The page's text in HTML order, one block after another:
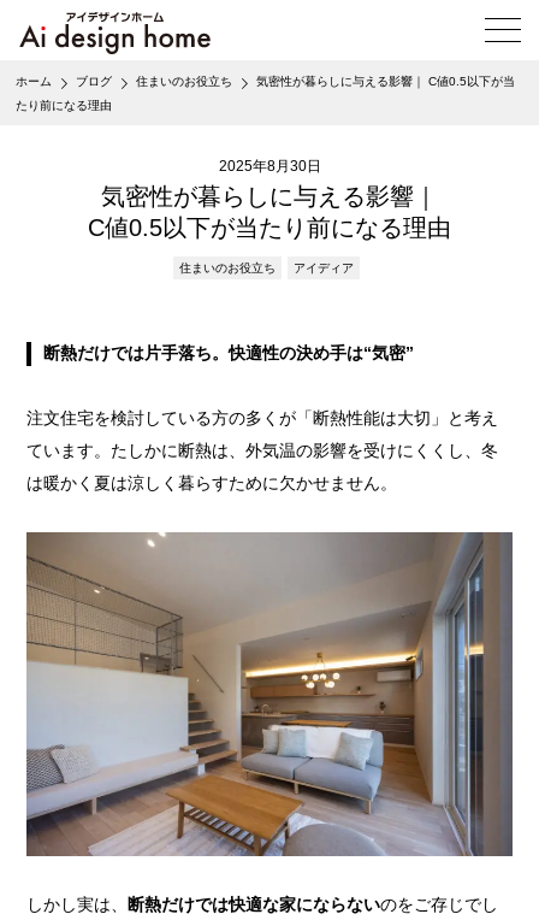
メ
ニ
ー
ホーム ブログ 住まいのお役立ち
気密性が暮らしに与える影響｜ C値0.5以下が当
たり前になる理由
2025年8月30日
気密性が暮らしに与える影響｜
C値0.5以下が当たり前になる理由
住まいのお役立ち アイディア
断熱だけでは片手落ち。快適性の決め手は“気密”
注文住宅を検討している方の多くが「断熱性能は大切」と考え
ています。たしかに断熱は、外気温の影響を受けにくくし、冬
は暖かく夏は涼しく暮らすために欠かせません。
しかし実は、 断熱だけでは快適な家にならないのをご存じでし